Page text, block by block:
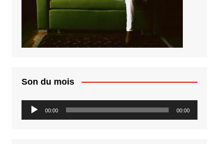
Son du mois
Lecteur
audio
00:00 00:00